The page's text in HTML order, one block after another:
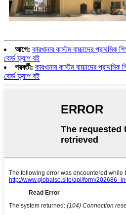
আগে: কারখানার কাস্টম বাচ্চাদের প্রাথমিক
বোর্ড ফ্ল্যাপ বই
পরবর্তী: কারখানার কাস্টম বাচ্চাদের প্রাথমিক
বোর্ড ফ্ল্যাপ বই